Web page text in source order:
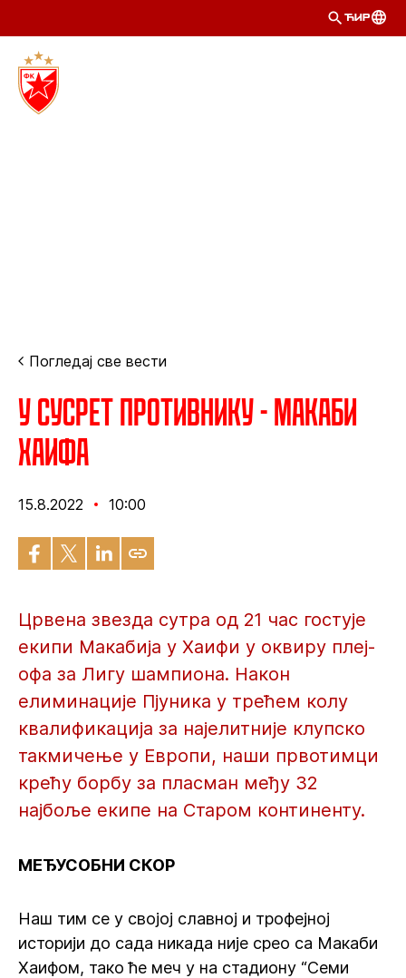
ЋИР
Погледај све вести
У сусрет противнику - Макаби
Хаифа
15.8.2022 10:00
Црвена звезда сутра од 21 час гостује
екипи Макабија у Хаифи у оквиру плеј-
офа за Лигу шампиона. Након
елиминације Пјуника у трећем колу
квалификација за најелитније клупско
такмичење у Европи, наши првотимци
крећу борбу за пласман међу 32
најбоље екипе на Старом континенту.
МЕЂУСОБНИ СКОР
Наш тим се у својој славној и трофејној
историји до сада никада није срео са Макаби
Хаифом, тако ће меч у на стадиону “Семи